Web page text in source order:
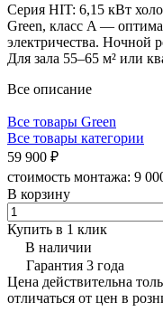
Серия HIT: 6,15 кВт
Green, класс A —
электричества. Ночной
Для зала 55–65 м² или
Все описание
Все товары Green
Все товары категории
59 900 ₽
стоимость монтажа: 9
В корзину
Купить в 1 клик
В наличии
Гарантия 3 года
Цена действительна
отличаться от цен в